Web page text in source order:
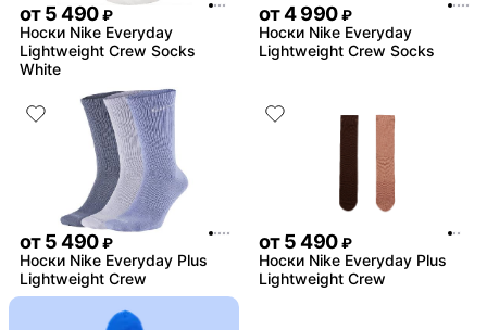
от5 490 ₽
Носки Nike Everyday
Lightweight Crew Socks
White
от4 990 ₽
Носки Nike Everyday
Lightweight Crew Socks
от5 490 ₽
Носки Nike Everyday Plus
Lightweight Crew
от5 490 ₽
Носки Nike Everyday Plus
Lightweight Crew